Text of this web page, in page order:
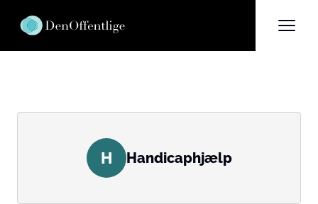
H Handicaphjælp